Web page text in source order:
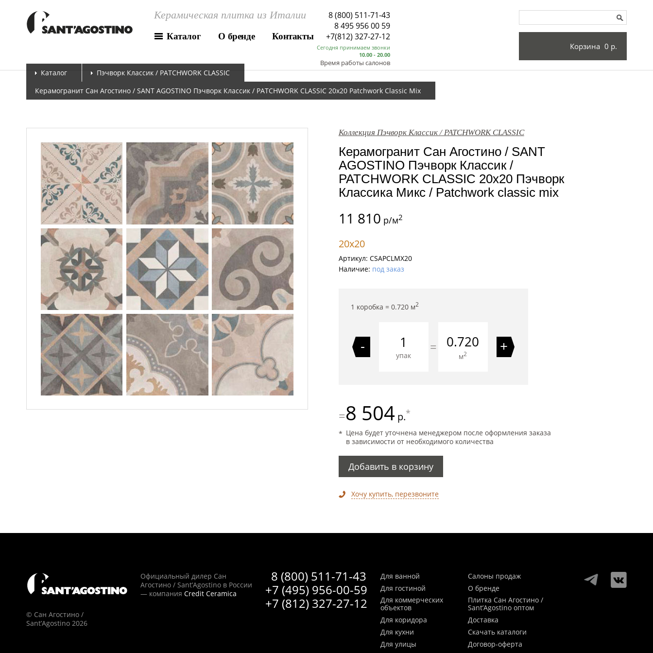
Керамическая плитка из Италии
Каталог О бренде Контакты
8 (800) 511-71-43
8 495 956 00 59
Сегодня принимаем звонки
10.00 - 20.00
Время работы салонов
+7(812) 327-27-12
Корзина 0 р.
Каталог
Пэчворк Классик / PATCHWORK CLASSIC
Керамогранит Сан Агостино / SANT AGOSTINO Пэчворк Классик / PATCHWORK CLASSIC 20x20 Patchwork Classic Mix
Коллекция Пэчворк Классик / PATCHWORK CLASSIC
Керамогранит Сан Агостино / SANT
AGOSTINO Пэчворк Классик /
PATCHWORK CLASSIC 20x20 Пэчворк
Классика Микс / Patchwork classic mix
11 810 р/м2
20x20
Артикул: CSAPCLMX20
Наличие: под заказ
1 коробка = 0.720м2
-
упак
= 0.720
м2 +
=8 504 р.*
Цена будет уточнена менеджером после оформления заказа
в зависимости от необходимого количества
Добавить в корзину
Хочу купить, перезвоните
© Сан Агостино /
Sant’Agostino 2026
8 (800) 511-71-43
+7 (495) 956-00-59
+7 (812) 327-27-12
Официальный дилер Сан
Агостино / Sant’Agostino в России
— компания Credit Ceramica
Для ванной
Для гостиной
Для коммерческих
объектов
Для коридора
Для кухни
Для улицы
Салоны продаж
О бренде
Плитка Сан Агостино /
Sant’Agostino оптом
Доставка
Скачать каталоги
Договор-оферта